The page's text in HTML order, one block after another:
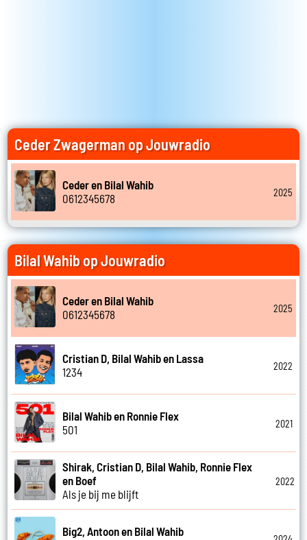
Ceder Zwagerman op Jouwradio
Ceder en Bilal Wahib
0612345678
2025
Bilal Wahib op Jouwradio
Ceder en Bilal Wahib
0612345678
2025
Cristian D, Bilal Wahib en Lassa
1234
2022
Bilal Wahib en Ronnie Flex
501
2021
Shirak, Cristian D, Bilal Wahib, Ronnie Flex
en Boef
Als je bij me blijft
2022
Big2, Antoon en Bilal Wahib